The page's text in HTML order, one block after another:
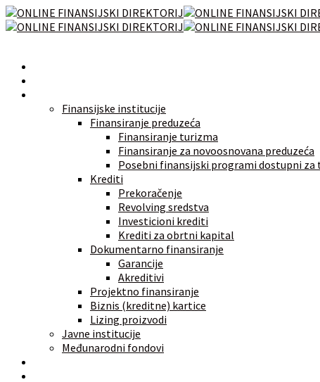
Finansijske institucije
Finansiranje preduzeća
Finansiranje turizma
Finansiranje za novoosnovana preduzeća
Posebni finansijski programi dostupni za
Krediti
Prekoračenje
Revolving sredstva
Investicioni krediti
Krediti za obrtni kapital
Dokumentarno finansiranje
Garancije
Akreditivi
Projektno finansiranje
Biznis (kreditne) kartice
Lizing proizvodi
Javne institucije
Međunarodni fondovi